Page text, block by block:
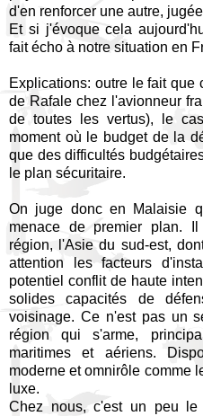
d'en renforcer une autre,
Et si j'évoque cela
fait écho à notre situation en
Explications: outre le fait que
de Rafale chez l'avionneur
de toutes les vertus), le
moment où le budget de la
que des difficultés
le plan sécuritaire.
On juge donc en Malaisie
menace de premier plan.
région, l'Asie du sud-est,
attention les facteurs
potentiel conflit de haute
solides capacités de
voisinage. Ce n'est pas un
région qui s'arme,
maritimes et aériens.
moderne et omnirôle comme
luxe.
Chez nous, c'est un peu